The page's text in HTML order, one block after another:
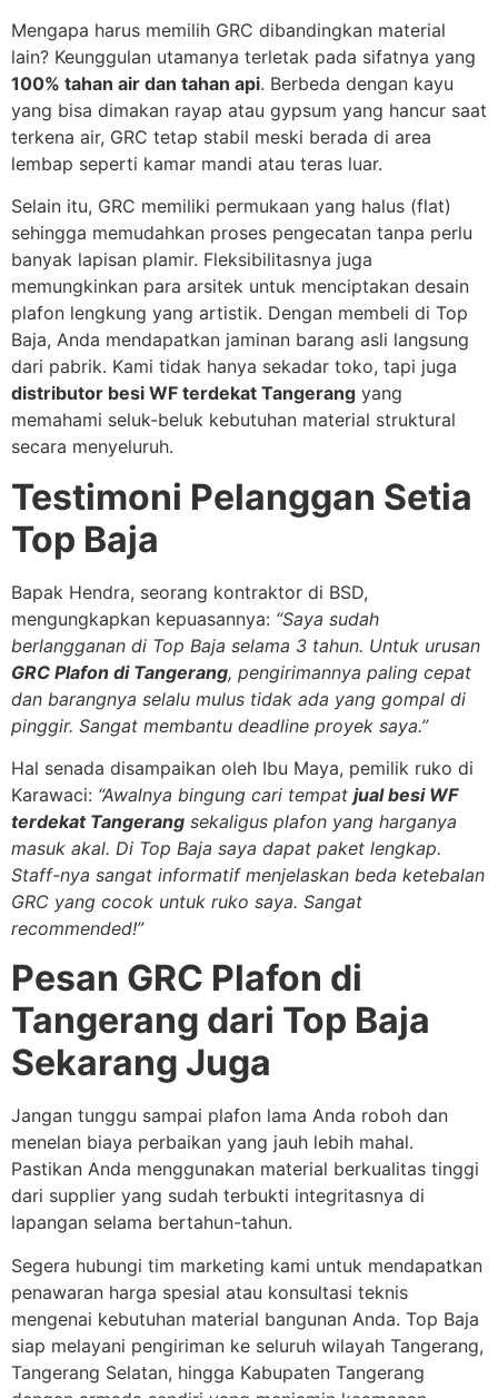
Mengapa harus memilih GRC dibandingkan material
lain? Keunggulan utamanya terletak pada sifatnya yang
100% tahan air dan tahan api. Berbeda dengan kayu
yang bisa dimakan rayap atau gypsum yang hancur saat
terkena air, GRC tetap stabil meski berada di area
lembap seperti kamar mandi atau teras luar.
Selain itu, GRC memiliki permukaan yang halus (flat)
sehingga memudahkan proses pengecatan tanpa perlu
banyak lapisan plamir. Fleksibilitasnya juga
memungkinkan para arsitek untuk menciptakan desain
plafon lengkung yang artistik. Dengan membeli di Top
Baja, Anda mendapatkan jaminan barang asli langsung
dari pabrik. Kami tidak hanya sekadar toko, tapi juga
distributor besi WF terdekat Tangerang yang
memahami seluk-beluk kebutuhan material struktural
secara menyeluruh.
Testimoni Pelanggan Setia
Top Baja
Bapak Hendra, seorang kontraktor di BSD,
mengungkapkan kepuasannya: “Saya sudah
berlangganan di Top Baja selama 3 tahun. Untuk urusan
GRC Plafon di Tangerang, pengirimannya paling cepat
dan barangnya selalu mulus tidak ada yang gompal di
pinggir. Sangat membantu deadline proyek saya.”
Hal senada disampaikan oleh Ibu Maya, pemilik ruko di
Karawaci: “Awalnya bingung cari tempat jual besi WF
terdekat Tangerang sekaligus plafon yang harganya
masuk akal. Di Top Baja saya dapat paket lengkap.
Staff-nya sangat informatif menjelaskan beda ketebalan
GRC yang cocok untuk ruko saya. Sangat
recommended!”
Pesan GRC Plafon di
Tangerang dari Top Baja
Sekarang Juga
Jangan tunggu sampai plafon lama Anda roboh dan
menelan biaya perbaikan yang jauh lebih mahal.
Pastikan Anda menggunakan material berkualitas tinggi
dari supplier yang sudah terbukti integritasnya di
lapangan selama bertahun-tahun.
Segera hubungi tim marketing kami untuk mendapatkan
penawaran harga spesial atau konsultasi teknis
mengenai kebutuhan material bangunan Anda. Top Baja
siap melayani pengiriman ke seluruh wilayah Tangerang,
Tangerang Selatan, hingga Kabupaten Tangerang